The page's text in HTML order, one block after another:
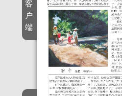
客
户
端